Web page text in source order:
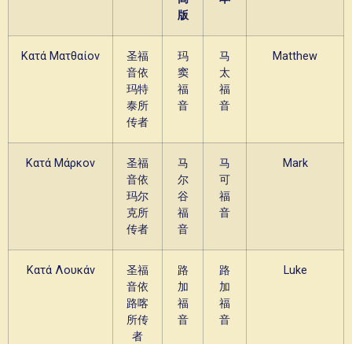
版
Κατά Ματθαίον
圣福
音依
玛特
泰所
传者
玛
窦
福
音
马
太
福
音
Matthew
Κατά Μάρκον
圣福
音依
玛尔
克所
传者
马
尔
谷
福
音
马
可
福
音
Mark
Κατά Λουκάν
圣福
音依
路喀
所传
者
路
加
福
音
路
加
福
音
Luke